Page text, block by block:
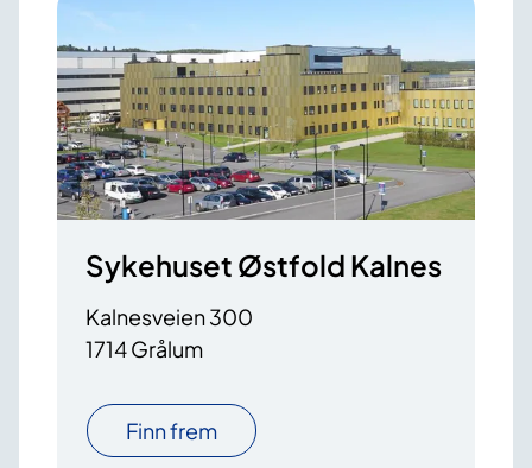
Sykehuset Østfold Kalnes
Kalnesveien 300
1714 Grålum
Finn frem